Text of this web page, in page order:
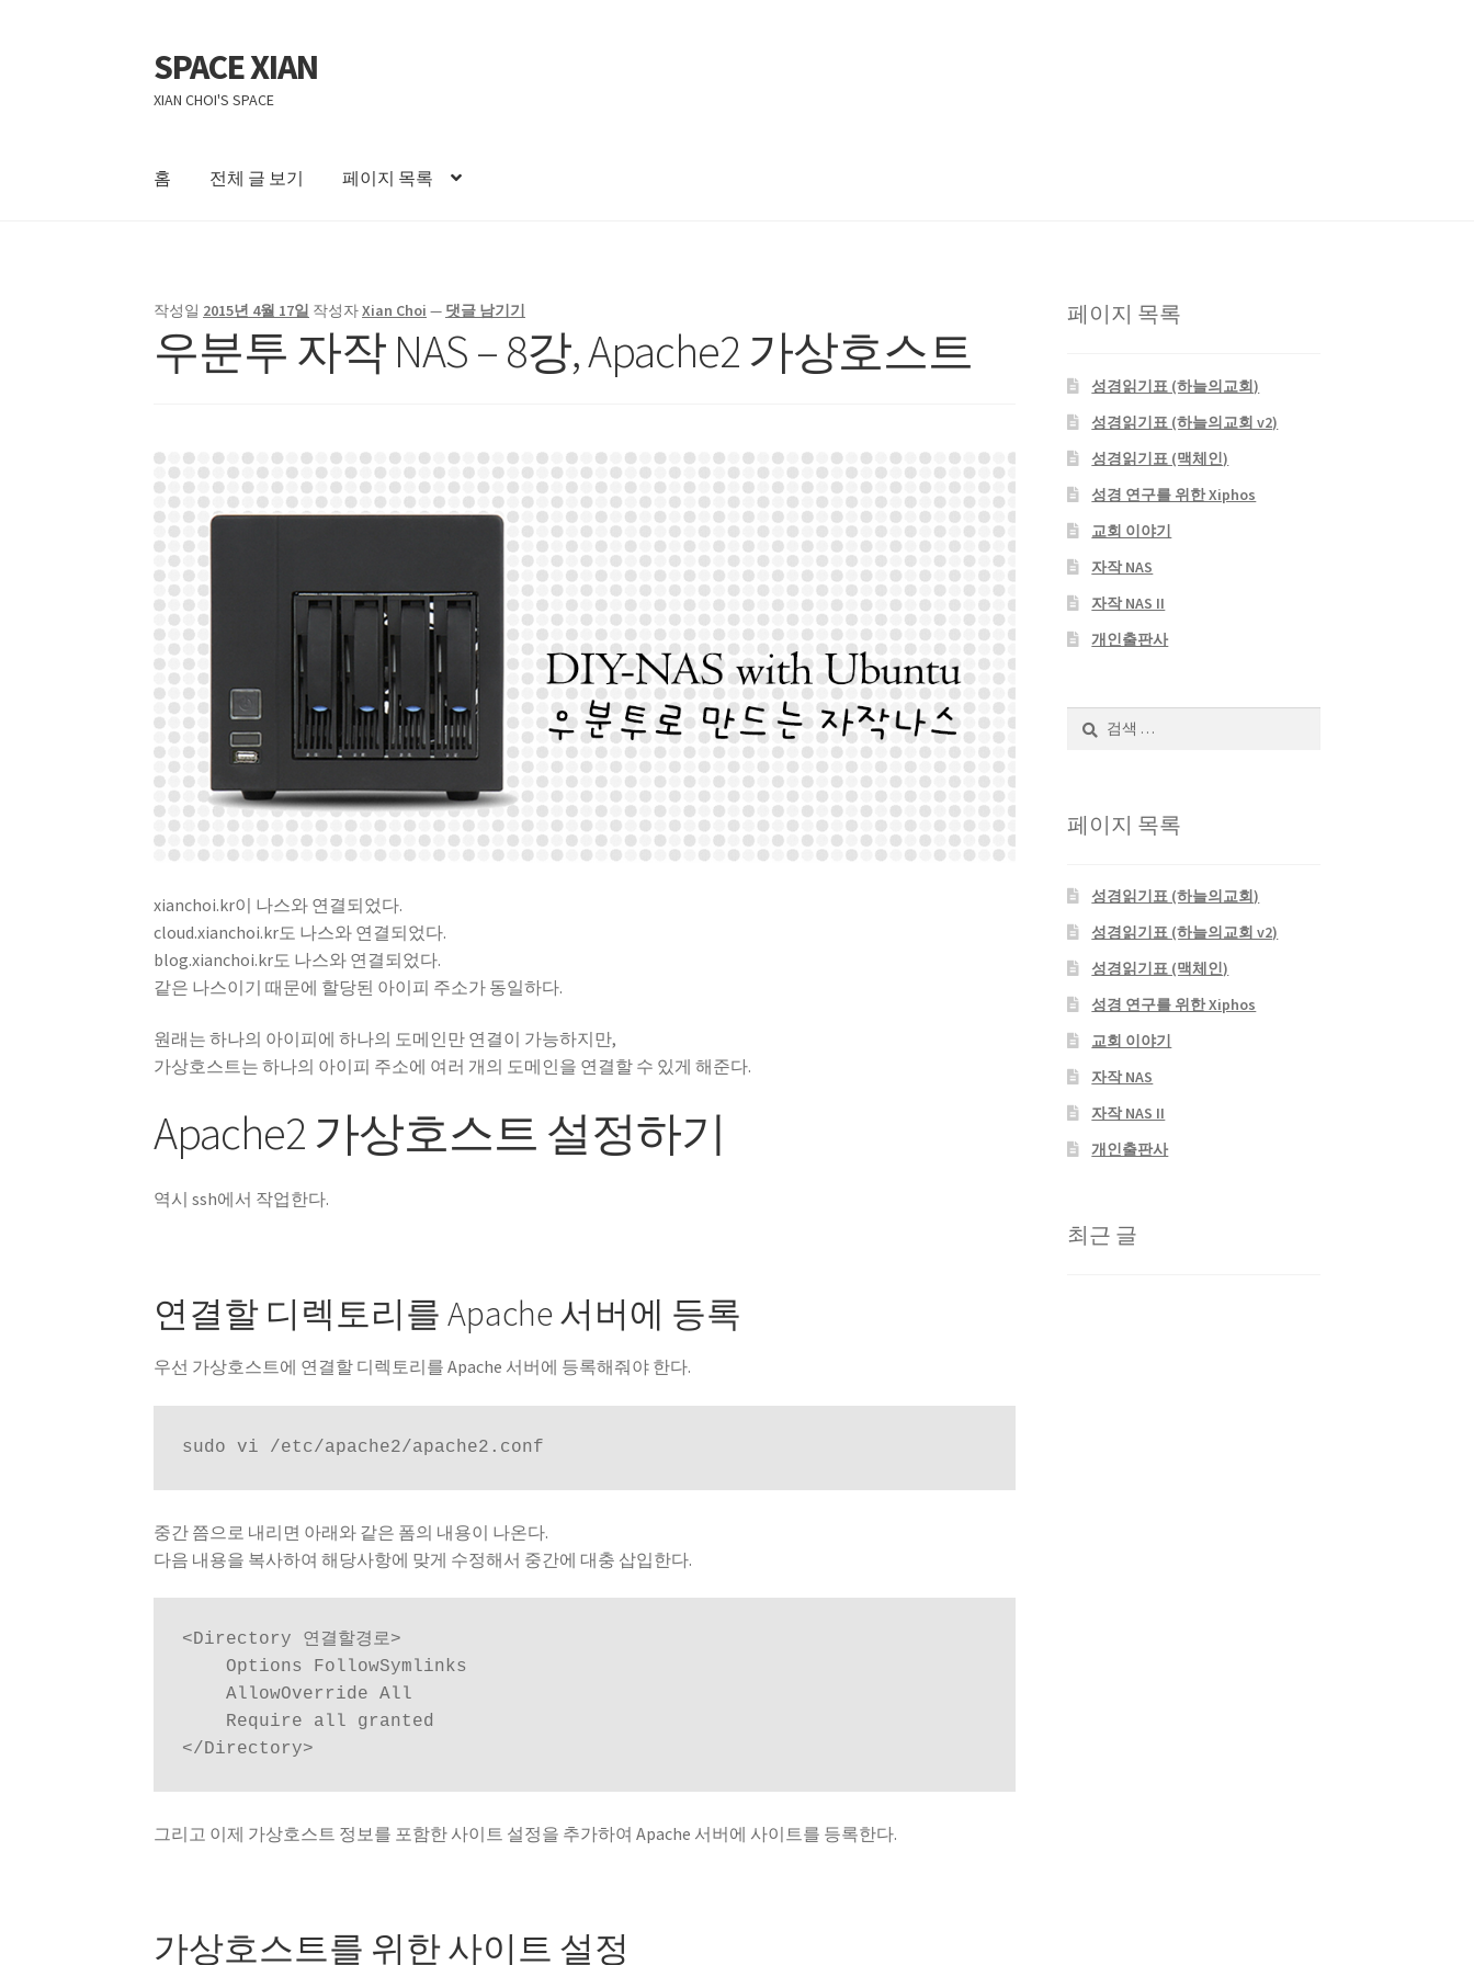
탐
색
으
건
너
컨
텐
츠
건
너
SPACE XIAN
XIAN CHOI'S SPACE
홈 전체 글 보기 페이지 목록
자작 NAS II
작성일 2015년 4월 17일 작성자Xian Choi — 댓글 남기기
우분투 자작 NAS – 8강, Apache2 가상호스트
xianchoi.kr이 나스와 연결되었다.
cloud.xianchoi.kr도 나스와 연결되었다.
blog.xianchoi.kr도 나스와 연결되었다.
같은 나스이기 때문에 할당된 아이피 주소가 동일하다.
원래는 하나의 아이피에 하나의 도메인만 연결이 가능하지만,
가상호스트는 하나의 아이피 주소에 여러 개의 도메인을 연결할 수 있게 해준다.
Apache2 가상호스트 설정하기
역시 ssh에서 작업한다.
연결할 디렉토리를 Apache 서버에 등록
우선 가상호스트에 연결할 디렉토리를 Apache 서버에 등록해줘야 한다.
sudo vi /etc/apache2/apache2.conf
중간 쯤으로 내리면 아래와 같은 폼의 내용이 나온다.
다음 내용을 복사하여 해당사항에 맞게 수정해서 중간에 대충 삽입한다.
<Directory 연결할경로>
    Options FollowSymlinks
    AllowOverride All
    Require all granted
</Directory>
그리고 이제 가상호스트 정보를 포함한 사이트 설정을 추가하여 Apache 서버에 사이트를 등록한다.
가상호스트를 위한 사이트 설정
페이지 목록
성경읽기표 (하늘의교회)
성경읽기표 (하늘의교회 v2)
성경읽기표 (맥체인)
성경 연구를 위한 Xiphos
교회 이야기
자작 NAS
자작 NAS II
개인출판사
페이지 목록
성경읽기표 (하늘의교회)
성경읽기표 (하늘의교회 v2)
성경읽기표 (맥체인)
성경 연구를 위한 Xiphos
교회 이야기
자작 NAS
자작 NAS II
개인출판사
최근 글